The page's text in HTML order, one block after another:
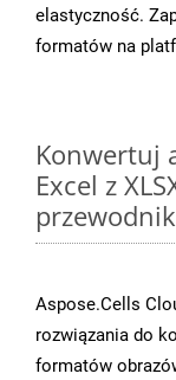
elastyczność.
formatów na
Konwertuj
Excel z
Aspose.Cells
rozwiązania do
formatów